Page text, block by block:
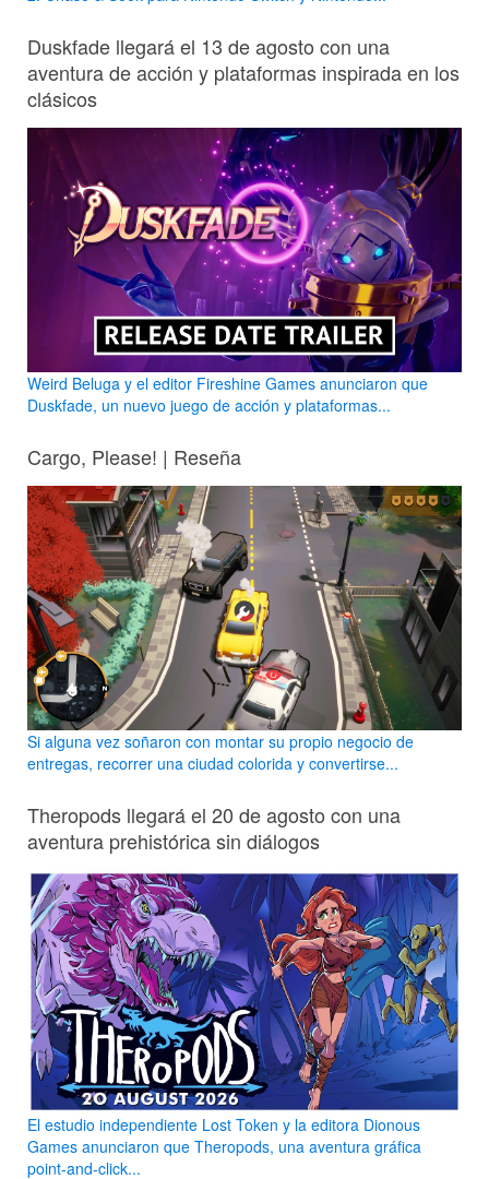
Duskfade llegará el 13 de agosto con una
aventura de acción y plataformas inspirada en los
clásicos
Weird Beluga y el editor Fireshine Games anunciaron que
Duskfade, un nuevo juego de acción y plataformas...
Cargo, Please! | Reseña
Si alguna vez soñaron con montar su propio negocio de
entregas, recorrer una ciudad colorida y convertirse...
Theropods llegará el 20 de agosto con una
aventura prehistórica sin diálogos
El estudio independiente Lost Token y la editora Dionous
Games anunciaron que Theropods, una aventura gráfica
point-and-click...